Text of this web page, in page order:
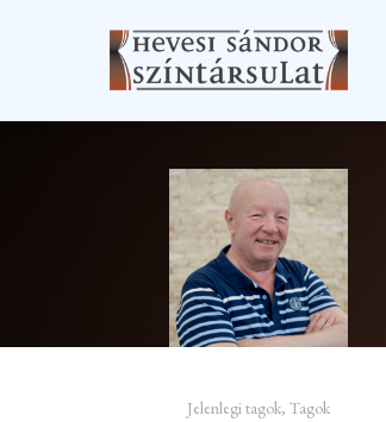
Jelenlegi tagok,Tagok